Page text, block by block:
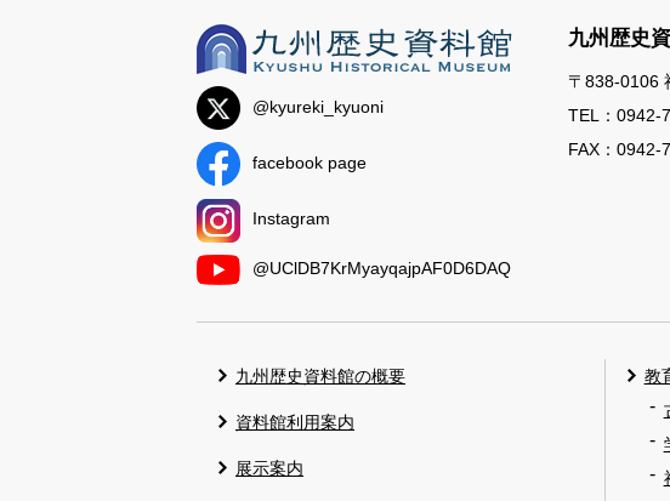
@kyureki_kyuoni
facebook page
Instagram
@UClDB7KrMyayqajpAF0D6DAQ
九州歴史
〒838-0106
TEL： 0942-
FAX：0942-
九州歴史資料館の概要
資料館利用案内
展示案内
教